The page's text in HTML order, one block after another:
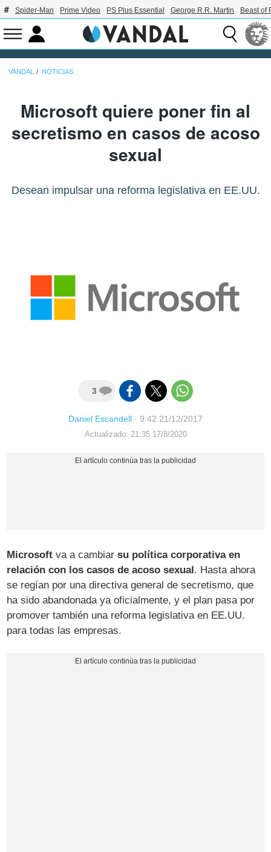
Spider-Man Prime Video PS Plus Essential George R.R. Martin Beast of
VANDAL NOTICIAS
Microsoft quiere poner fin al
secretismo en casos de acoso
sexual
Desean impulsar una reforma legislativa en EE.UU.
3
Daniel Escandell · 9:42 21/12/2017
Actualizado: 21:35 17/8/2020
Microsoft va a cambiar su política corporativa en
relación con los casos de acoso sexual. Hasta ahora
se regían por una directiva general de secretismo, que
ha sido abandonada ya oficialmente, y el plan pasa por
promover también una reforma legislativa en EE.UU.
para todas las empresas.